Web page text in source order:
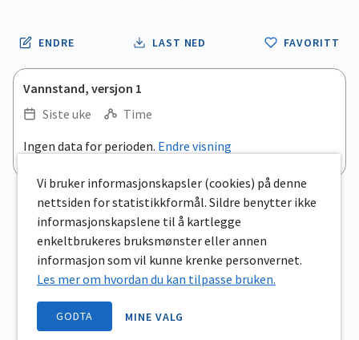
ENDRE LAST NED FAVORITT
Vannstand, versjon 1
Siste uke
Time
.
View as data table, .
Ingen data for perioden. Endre visning
Vi bruker informasjonskapsler (cookies) på denne
nettsiden for statistikkformål. Sildre benytter ikke
informasjonskapslene til å kartlegge
enkeltbrukeres bruksmønster eller annen
informasjon som vil kunne krenke personvernet.
Les mer om hvordan du kan tilpasse bruken.
GODTA MINE VALG